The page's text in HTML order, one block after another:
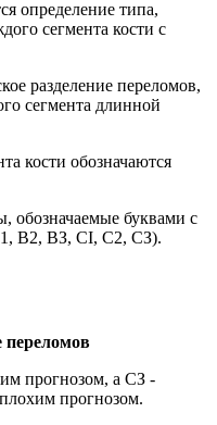
определение типа,
сегмента кости с
разделение переломов,
сегмента длинной
кости обозначаются
обозначаемые буквами с
В2, ВЗ, CI, С2, СЗ).
переломов
прогнозом, а СЗ -
прогнозом.